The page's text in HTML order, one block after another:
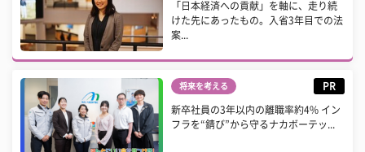
「日本経済への貢献」を軸に、走り続
けた先にあったもの。入省3年目での法
案...
将来を考える PR
新卒社員の3年以内の離職率約4% イン
フラを“錆び”から守るナカボーテッ...